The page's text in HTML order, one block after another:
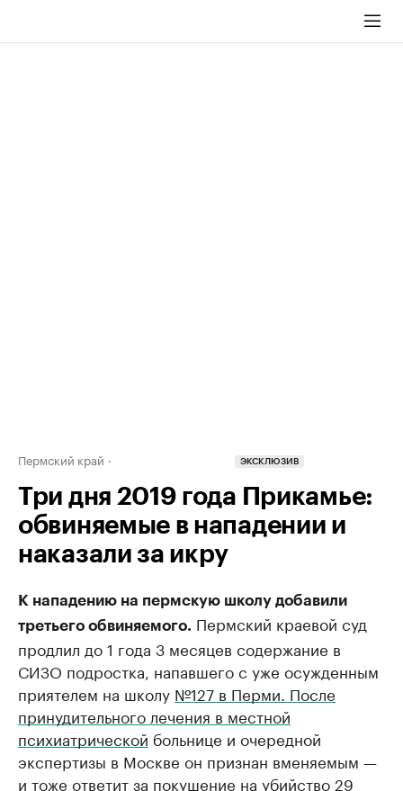
Пермский край ЭКСКЛЮЗИВ
Три дня 2019 года Прикамье:
обвиняемые в нападении и
наказали за икру
К нападению на пермскую школу добавили
третьего обвиняемого. Пермский краевой суд
продлил до 1 года 3 месяцев содержание в
СИЗО подростка, напавшего с уже осужденным
приятелем на школу №127 в Перми. После
принудительного лечения в местной
психиатрической больнице и очередной
экспертизы в Москве он признан вменяемым —
и тоже ответит за покушение на убийство 29